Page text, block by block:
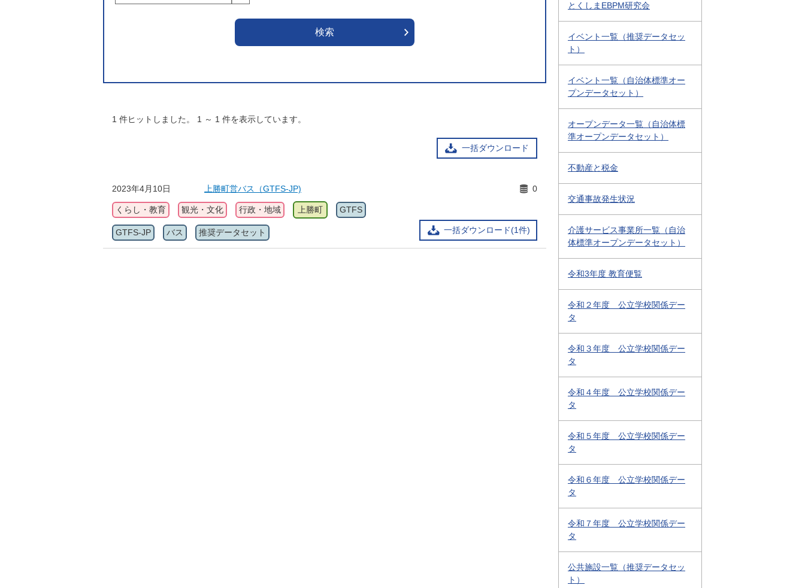
1 件ヒットしました。 1 ～ 1 件を表示しています。
一括ダウンロード
2023年4月10日 上勝町営バス（GTFS-JP)
一括ダウンロード(1件)
0
くらし・教育 観光・文化 行政・地域 上勝町 GTFS
GTFS-JP バス 推奨データセット
とくしまEBPM研究会
イベント一覧（推奨データセッ
ト）
イベント一覧（自治体標準オー
プンデータセット）
オープンデータ一覧（自治体標
準オープンデータセット）
不動産と税金
交通事故発生状況
介護サービス事業所一覧（自治
体標準オープンデータセット）
令和3年度 教育便覧
令和２年度 公立学校関係デー
タ
令和３年度 公立学校関係デー
タ
令和４年度 公立学校関係デー
タ
令和５年度 公立学校関係デー
タ
令和６年度 公立学校関係デー
タ
令和７年度 公立学校関係デー
タ
公共施設一覧（推奨データセッ
ト）